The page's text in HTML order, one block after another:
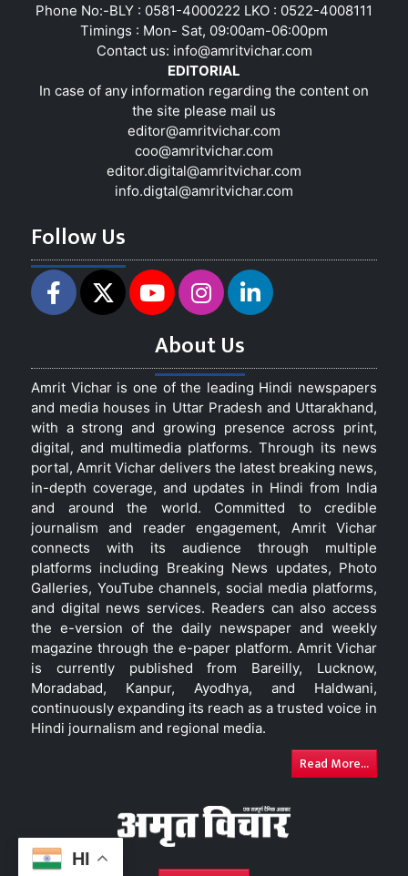
HI
Phone No:-BLY : 0581-4000222 LKO : 0522-4008111
Timings : Mon- Sat, 09:00am-06:00pm
Contact us: info@amritvichar.com
EDITORIAL
In case of any information regarding the content on
the site please mail us
editor@amritvichar.com
coo@amritvichar.com
editor.digital@amritvichar.com
info.digtal@amritvichar.com
Follow Us
About Us
Amrit Vichar is one of the leading Hindi newspapers
and media houses in Uttar Pradesh and Uttarakhand,
with a strong and growing presence across print,
digital, and multimedia platforms. Through its news
portal, Amrit Vichar delivers the latest breaking news,
in-depth coverage, and updates in Hindi from India
and around the world. Committed to credible
journalism and reader engagement, Amrit Vichar
connects with its audience through multiple
platforms including Breaking News updates, Photo
Galleries, YouTube channels, social media platforms,
and digital news services. Readers can also access
the e-version of the daily newspaper and weekly
magazine through the e-paper platform. Amrit Vichar
is currently published from Bareilly, Lucknow,
Moradabad, Kanpur, Ayodhya, and Haldwani,
continuously expanding its reach as a trusted voice in
Hindi journalism and regional media.
Read More...